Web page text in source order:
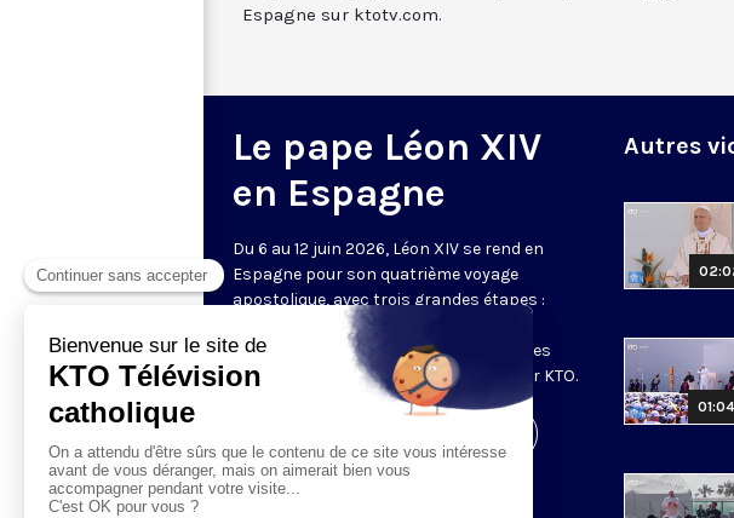
Espagne sur ktotv.com.
Le pape Léon XIV
en Espagne
Du 6 au 12 juin 2026, Léon XIV se rend en
Espagne pour son quatrième voyage
apostolique, avec trois grandes étapes :
Madrid, Barcelone, et les îles Canaries.
Retrouvez sur cette page l’ensemble des
temps forts de cette visite, diffusés sur KTO.
Autres